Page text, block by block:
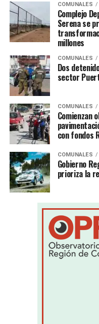
COMUNALES
Complejo
Serena se
millones
COMUNALES
Dos
sector
COMUNALES
Comienzan
con fondos
COMUNALES
Gobierno
prioriza la